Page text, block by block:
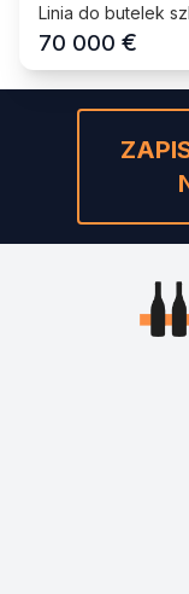
Linia do butelek
70 000 €